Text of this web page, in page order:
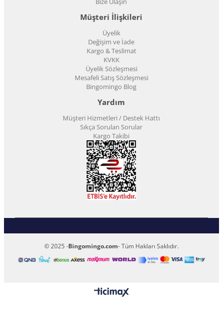
Müşteri İlişkileri
Üyelik
Değişim ve İade
Kargo & Teslimat
KVKK
Üyelik Sözleşmesi
Mesafeli Satış Sözleşmesi
Bingomingo Blog
Yardım
Müşteri Hizmetleri / Destek Hattı
Sıkça Sorulan Sorular
Kargo Takibi
© 2025 -Bingomingo.com- Tüm Hakları Saklıdır.